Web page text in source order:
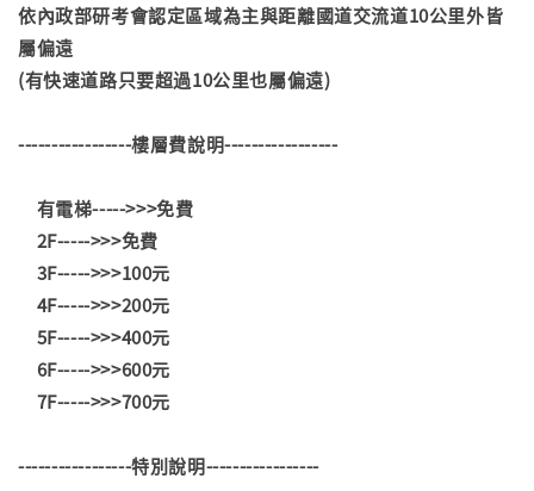
依內政部研考會認定區域為主與距離國道交流道10公里外皆
屬偏遠
(有快速道路只要超過10公里也屬偏遠)
-----------------樓層費說明-----------------
有電梯----->>>免費
2F----->>>免費
3F----->>>100元
4F----->>>200元
5F----->>>400元
6F----->>>600元
7F----->>>700元
-----------------特別說明-----------------